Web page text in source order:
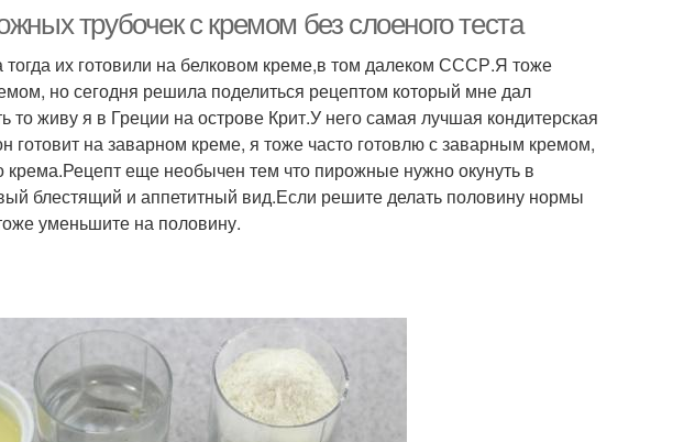
трубочек с кремом без слоеного теста
их готовили на белковом креме,в том далеком СССР.Я тоже
но сегодня решила поделиться рецептом который мне дал
живу я в Греции на острове Крит.У него самая лучшая кондитерская
готовит на заварном креме, я тоже часто готовлю с заварным кремом,
крема.Рецепт еще необычен тем что пирожные нужно окунуть в
блестящий и аппетитный вид.Если решите делать половину нормы
уменьшите на половину.